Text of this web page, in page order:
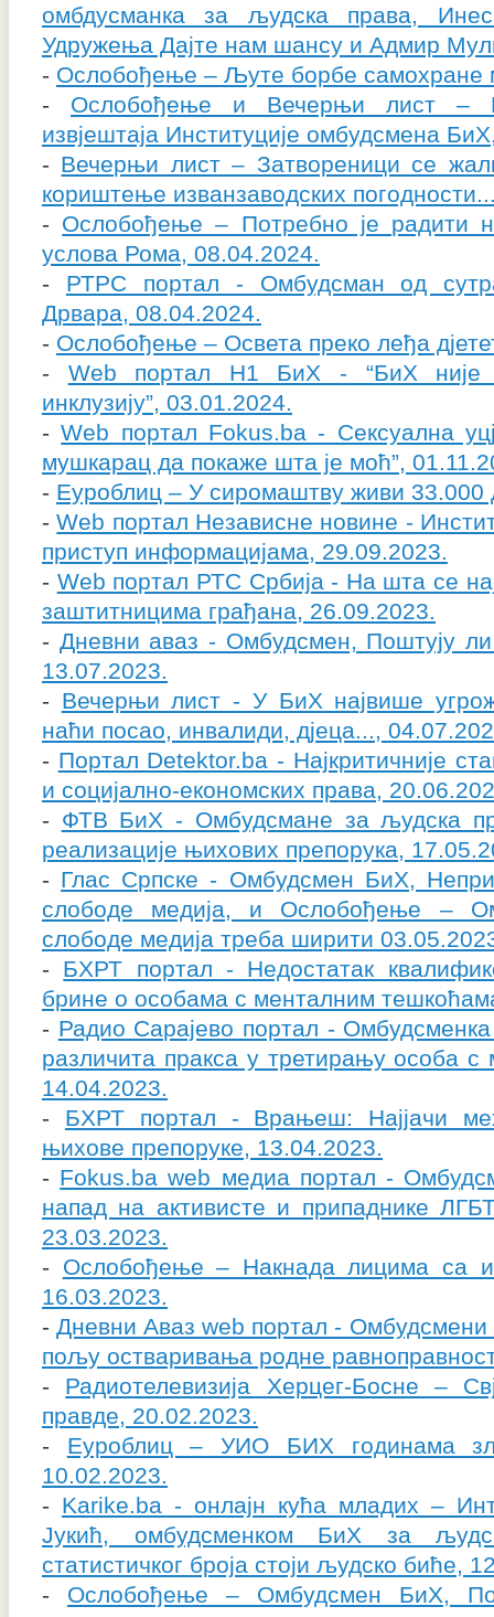
омбдусманка за људска права,
Удружења Дајте нам шансу и Адмир
- Ослобођење – Љуте борбе самохране
- Ослобођење и Вечерњи лист –
извјештаја Институције омбудсмена
- Вечерњи лист – Затвореници се
кориштење изванзаводских
- Ослобођење – Потребно је радити
услова Рома, 08.04.2024.
- РТРС портал - Омбудсман од
Дрвара, 08.04.2024.
- Ослобођење – Освета преко леђа
- Web портал Н1 БиХ - “БиХ није
инклузију”, 03.01.2024.
-Web портал Fokus.ba - Сексуална
мушкарац да покаже шта је моћ”,
- Еуроблиц – У сиромаштву живи 33.000
-Web портал Независне новине -
приступ информацијама, 29.09.2023.
- Web портал РТС Србија - На шта се
заштитницима грађана, 26.09.2023.
- Дневни аваз - Омбудсмен, Поштују
13.07.2023.
- Вечерњи лист - У БиХ највише
наћи посао, инвалиди, дјеца...,
- Портал Detektor.ba - Најкритичније
и социјално-економских права,
- ФТВ БиХ - Омбудсмане за људска
реализације њихових препорука,
- Глас Српске - Омбудсмен БиХ,
слободе медија, и Ослобођење –
слободе медија треба ширити
- БХРТ портал - Недостатак
брине о особама с менталним
- Радио Сарајево портал -
различита пракса у третирању особа
14.04.2023.
- БХРТ портал - Врањеш: Најјачи
њихове препоруке, 13.04.2023.
- Fokus.ba web медиа портал -
напад на активисте и припаднике
23.03.2023.
- Ослобођење – Накнада лицима са
16.03.2023.
-Дневни Аваз web портал - Омбудсмени
пољу остваривања родне
- Радиотелевизија Херцег-Босне –
правде, 20.02.2023.
- Еуроблиц – УИО БИХ годинама
10.02.2023.
- Karike.ba - онлајн кућа младих –
Јукић, омбудсменком БиХ за
статистичког броја стоји људско биће,
- Ослобођење – Омбудсмен БиХ,